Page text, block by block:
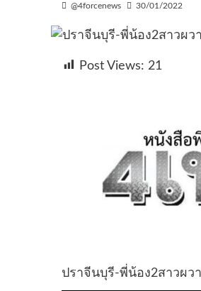
@4forcenews 30/01/2022
Post Views: 21
ปราจีนบุรี-พี่น้อง2สาวผว